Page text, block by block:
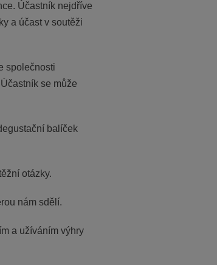
Účastník nejdříve
a účast v soutěži
společnosti
se může
balíček
otázky.
nám sdělí.
a užíváním výhry